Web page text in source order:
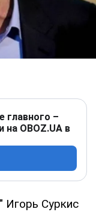
главного –
на OBOZ.UA в
Игорь Суркис